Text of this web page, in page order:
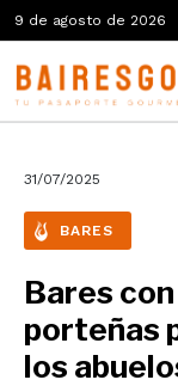
9 de agosto de 2026
31/07/2025
BARES
Bares
porteñas
los